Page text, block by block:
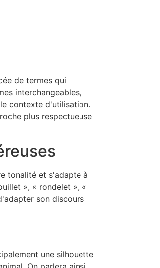
de termes qui
interchangeables,
contexte d'utilisation.
plus respectueuse
tonalité et s'adapte à
», « rondelet », «
son discours
une silhouette